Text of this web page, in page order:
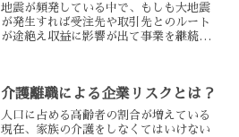
地震が頻発している中で、もしも大地震
が発生すれば受注先や取引先とのルート
が途絶え収益に影響が出て事業を継続で
せざるを得ない状態にもな...
介護離職による企業リスクとは？
人口に占める高齢者の割合が増えている
現在、家族の介護をしなくてはいけない